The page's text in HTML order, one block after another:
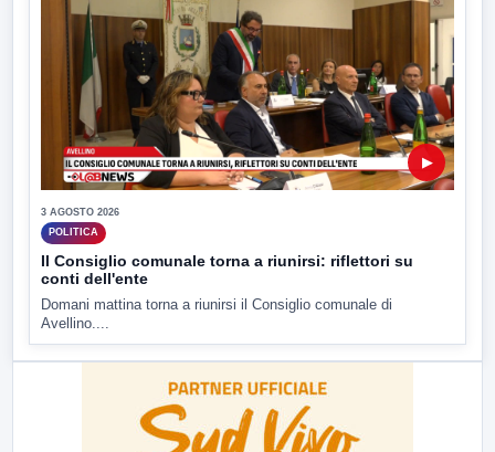
▶
3 AGOSTO 2026
POLITICA
Il Consiglio comunale torna a riunirsi: riflettori su
conti dell'ente
Domani mattina torna a riunirsi il Consiglio comunale di
Avellino....